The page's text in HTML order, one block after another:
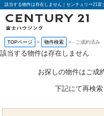
該当する物件は存在しません｜センチュリー21富
TOPページ 物件検索 - ご成約済み
該当する物件は存在しません
お探しの物件はご成
下記にて再検索